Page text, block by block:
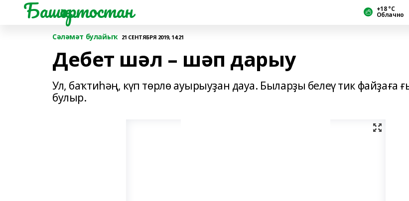
Башҡортостан +18 °С
Облачно
Сәләмәт булайыҡ 21 СЕНТЯБРЯ 2019, 14:21
Дебет шәл – шәп дарыу
Ул, баҡтиһәң, күп төрлө ауырыуҙан дауа. Быларҙы белеү тик файҙаға
булыр.